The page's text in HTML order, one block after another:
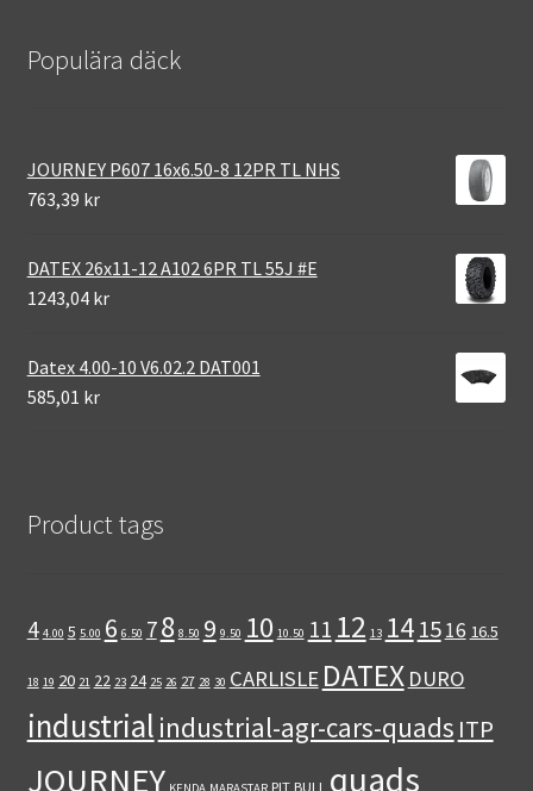
Populära däck
JOURNEY P607 16x6.50-8 12PR TL NHS
763,39 kr
DATEX 26x11-12 A102 6PR TL 55J #E
1243,04 kr
Datex 4.00-10 V6.02.2 DAT001
585,01 kr
Product tags
4 4.00 5 5.00 6 6.50 78 8.50 9 9.50 10 10.50 11 12 13 14 1516 16.5
18 19 20 21 22 23 24 25 26 27 28 30 CARLISLE DATEX DURO
industrial industrial-agr-cars-quads ITP
JOURNEY KENDA MARASTAR PIT BULL quads